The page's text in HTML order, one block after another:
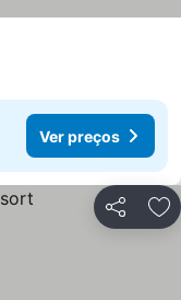
Ver preços
Partilhar